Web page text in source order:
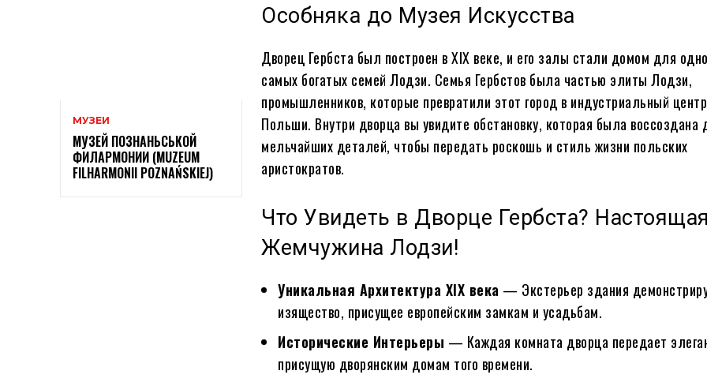
МУЗЕИ
МУЗЕЙ ПОЗНАНЬСЬКОЙ
ФИЛАРМОНИИ (MUZEUM
FILHARMONII POZNAŃSKIEJ)
Особняка до Музея Искусства
Дворец Гербста был построен в XIX веке, и его залы стали домом для
самых богатых семей Лодзи. Семья Гербстов была частью элиты Лодзи,
промышленников, которые превратили этот город в индустриальный центр
Польши. Внутри дворца вы увидите обстановку, которая была воссоздана
мельчайших деталей, чтобы передать роскошь и стиль жизни польских
аристократов.
Что Увидеть в Дворце Гербста? Настоящая
Жемчужина Лодзи!
Уникальная Архитектура XIX века — Экстерьер здания
изящество, присущее европейским замкам и усадьбам.
Исторические Интерьеры — Каждая комната дворца передает
присущую дворянским домам того времени.